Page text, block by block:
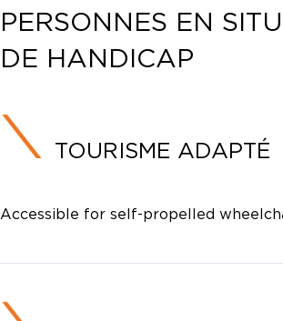
PERSONNES EN
DE HANDICAP
TOURISME ADAPTÉ
Accessible for self-propelled